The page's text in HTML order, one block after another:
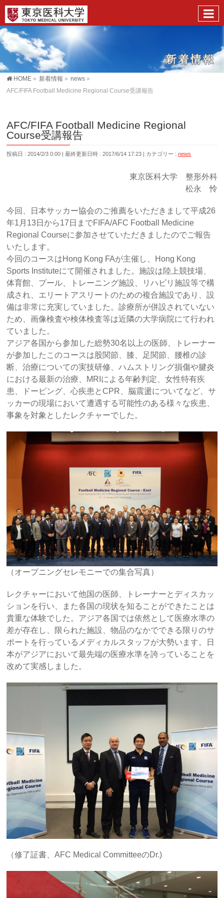
HOME » 新着情報 » news »
AFC/FIFA Football Medicine Regional Course受講報告
AFC/FIFA Football Medicine Regional
Course受講報告
投稿日 : 2014/2/3 0:00 最終更新日時 : 2017/6/14 17:23 カテゴリー :news
東京医科大学 整形外科
松永 怜
今回、日本サッカー協会のご推薦をいただきまして平成26
年1月13日から17日までFIFA/AFC Football Medicine
Regional Courseに参加させていただきましたのでご報告
いたします。
今回のコースはHong Kong FAが主催し、Hong Kong
Sports Instituteにて開催されました。施設は陸上競技場、
体育館、プール、トレーニング施設、リハビリ施設等で構
成され、エリートアスリートのための複合施設であり、設
備は非常に充実していました。診療所が併設されていない
ため、画像検査や検体検査等は近隣の大学病院にて行われ
ていました。
アジア各国から参加した総勢30名以上の医師、トレーナー
が参加したこのコースは股関節、膝、足関節、腰椎の診
断、治療についての実技研修、ハムストリング損傷や腱炎
における最新の治療、MRIによる年齢判定、女性特有疾
患、ドーピング、心疾患とCPR、脳震盪についてなど、サ
ッカーの現場において遭遇する可能性のある様々な疾患、
事象を対象としたレクチャーでした。
（オープニングセレモニーでの集合写真）
レクチャーにおいて他国の医師、トレーナーとディスカッ
ションを行い、また各国の現状を知ることができたことは
貴重な体験でした。アジア各国では依然として医療水準の
差が存在し、限られた施設、物品のなかでできる限りのサ
ポートを行っているメディカルスタッフが大勢います。日
本がアジアにおいて最先端の医療水準を誇っていることを
改めて実感しました。
（修了証書、AFC Medical CommitteeのDr.)